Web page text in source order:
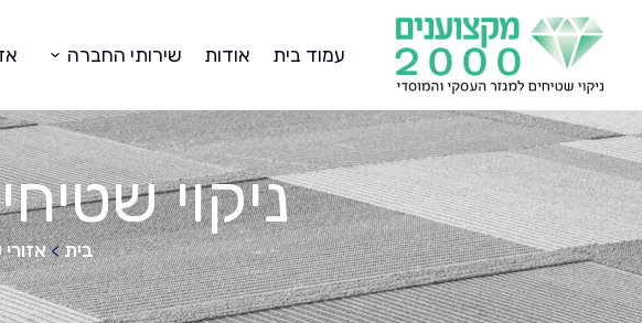
עמוד בית אודות שירותי החברה
ניקוי
בית>